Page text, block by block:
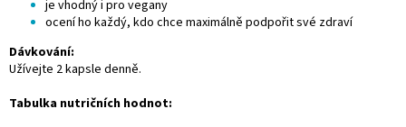
je vhodný i pro vegany
ocení ho každý, kdo chce maximálně podpořit své zdraví
Dávkování:
Užívejte 2 kapsle denně.
Tabulka nutričních hodnot: